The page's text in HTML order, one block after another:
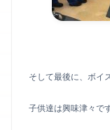
そして最後に、ボイ
子供達は興味津々です